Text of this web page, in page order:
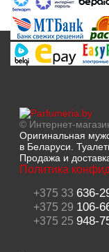
© Интернет-
Оригинальная
в Беларуси.
Продажа и
Политика
+375 33 636-
+375 29 106-
+375 25 948-